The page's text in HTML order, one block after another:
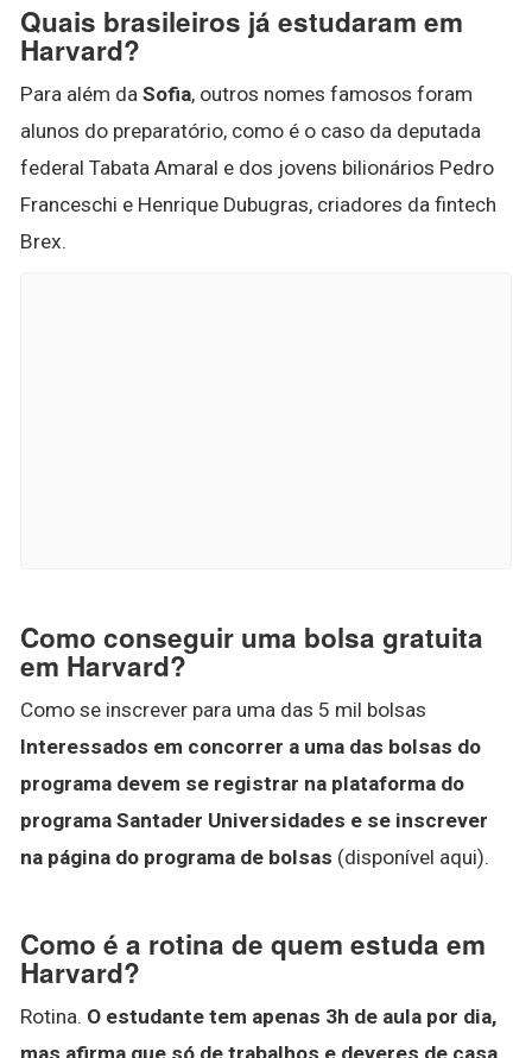
Quais brasileiros já estudaram em
Harvard?
Para além da Sofia, outros nomes famosos foram
alunos do preparatório, como é o caso da deputada
federal Tabata Amaral e dos jovens bilionários Pedro
Franceschi e Henrique Dubugras, criadores da fintech
Brex.
Como conseguir uma bolsa gratuita
em Harvard?
Como se inscrever para uma das 5 mil bolsas
Interessados em concorrer a uma das bolsas do
programa devem se registrar na plataforma do
programa Santader Universidades e se inscrever
na página do programa de bolsas (disponível aqui).
Como é a rotina de quem estuda em
Harvard?
Rotina. O estudante tem apenas 3h de aula por dia,
mas afirma que só de trabalhos e deveres de casa